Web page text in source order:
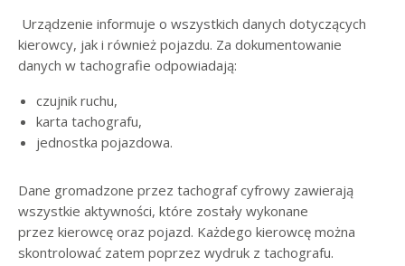
Urządzenie informuje o wszystkich danych dotyczących
kierowcy, jak i również pojazdu. Za dokumentowanie
danych w tachografie odpowiadają:
czujnik ruchu,
karta tachografu,
jednostka pojazdowa.
Dane gromadzone przez tachograf cyfrowy zawierają
wszystkie aktywności, które zostały wykonane
przez kierowcę oraz pojazd. Każdego kierowcę można
skontrolować zatem poprzez wydruk z tachografu.